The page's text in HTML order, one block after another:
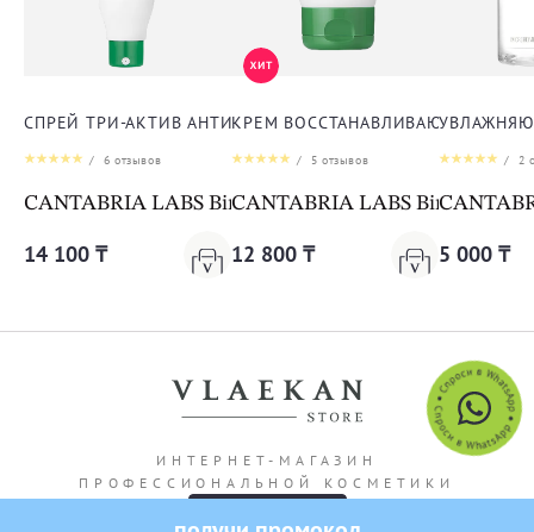
СПРЕЙ ТРИ-АКТИВ АНТИ-АКНЕ ДЛЯ ТЕЛА
/ 6 отзывов
CANTABRIA LABS Biretix Tri-Active Spray Anti-
14 100 ₸
КРЕМ ВОССТАНАВЛИВАЮЩИЙ
/ 5 отзывов
CANTABRIA LABS Biretix
12 800 ₸
/ 2
5 000 ₸
ИНТЕРНЕТ-МАГАЗИН
ПРОФЕССИОНАЛЬНОЙ КОСМЕТИКИ